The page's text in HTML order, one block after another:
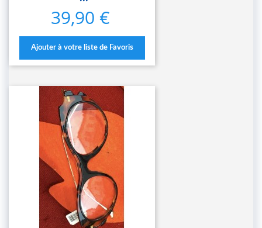
Prix
39,90 €
Ajouter à votre liste de Favoris